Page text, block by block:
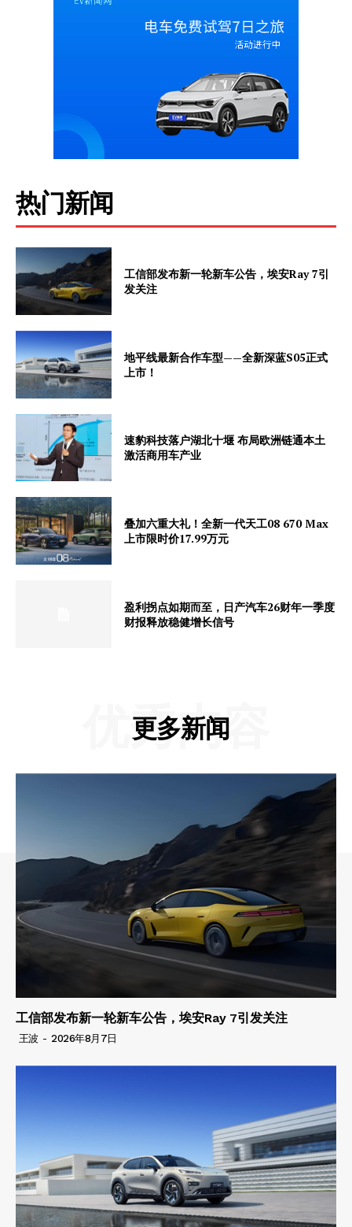
热门新闻
工信部发布新一轮新车公告，埃安Ray 7引
发关注
地平线最新合作车型——全新深蓝S05正式
上市！
速豹科技落户湖北十堰 布局欧洲链通本土
激活商用车产业
叠加六重大礼！全新一代天工08 670 Max
上市限时价17.99万元
盈利拐点如期而至，日产汽车26财年一季度
财报释放稳健增长信号
更多新闻
优秀内容
工信部发布新一轮新车公告，埃安Ray 7引发关注
王波 - 2026年8月7日